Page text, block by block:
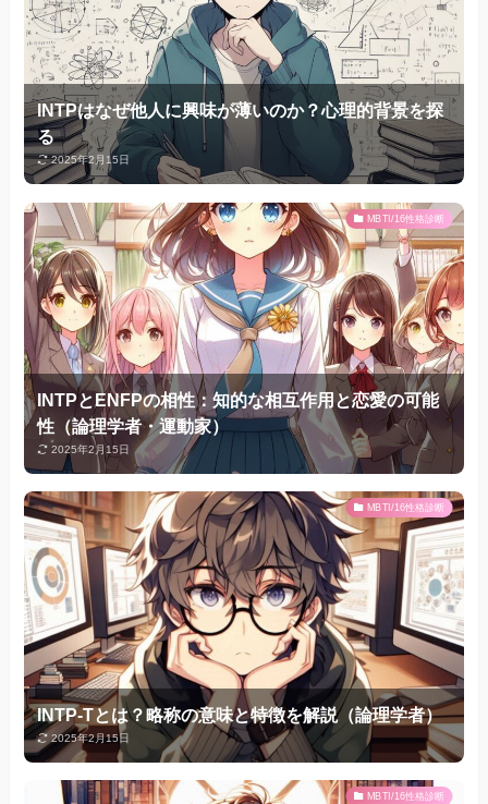
INTPはなぜ他人に興味が薄いのか？心理的背景を探
る
2025年2月15日
MBTI/16性格診断
INTPとENFPの相性：知的な相互作用と恋愛の可能
性（論理学者・運動家）
2025年2月15日
MBTI/16性格診断
INTP-Tとは？略称の意味と特徴を解説（論理学者）
2025年2月15日
MBTI/16性格診断